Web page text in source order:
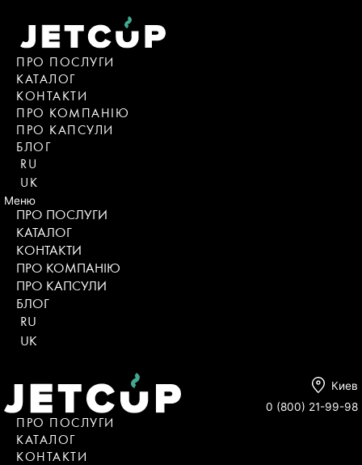
ПРО ПОСЛУГИ
КАТАЛОГ
KОНТАКТИ
ПРО КОМПАНІЮ
ПРО КАПСУЛИ
БЛОГ
RU
UK
Меню
ПРО ПОСЛУГИ
КАТАЛОГ
KОНТАКТИ
ПРО КОМПАНІЮ
ПРО КАПСУЛИ
БЛОГ
RU
UK
Киев
0 (800) 21-99-98
ПРО ПОСЛУГИ
КАТАЛОГ
KОНТАКТИ